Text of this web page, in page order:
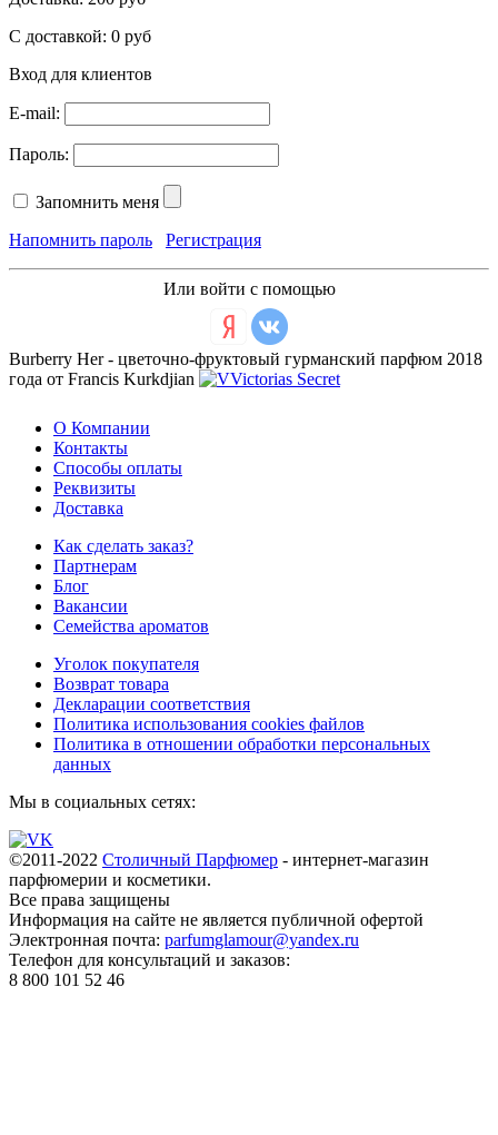
С доставкой: 0 руб
Вход для клиентов
E-mail:
Пароль:
Запомнить меня
Напомнить пароль
Регистрация
Или войти с помощью
Burberry Her - цветочно-фруктовый гурманский парфюм 2018
года от Francis Kurkdjian
О Компании
Контакты
Способы оплаты
Реквизиты
Доставка
Как сделать заказ?
Партнерам
Блог
Вакансии
Семейства ароматов
Уголок покупателя
Возврат товара
Декларации соответствия
Политика использования cookies файлов
Политика в отношении обработки персональных
данных
Мы в социальных сетях:
©2011-2022 Столичный Парфюмер - интернет-магазин
парфюмерии и косметики.
Все права защищены
Информация на сайте не является публичной офертой
Электронная почта: parfumglamour@yandex.ru
Телефон для консультаций и заказов:
8 800 101 52 46